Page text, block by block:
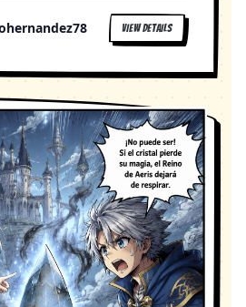
la ira, la gula) y hay una regla
sabe por qué, pero si un
sentir una "llamada" en la piel,
la cara no es solo moda:
biológico.
VIEW DETAILS